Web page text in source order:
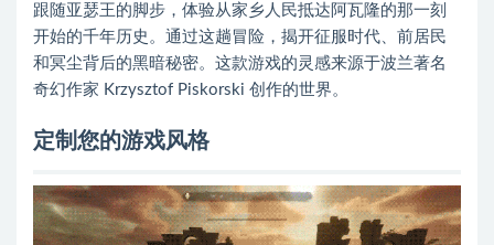
跟随亚瑟王的脚步，体验从家乡人民抵达阿瓦隆的那一刻
开始的千年历史。通过这趟冒险，揭开征服时代、前居民
和冥尘背后的黑暗秘密。这款游戏的灵感来源于波兰著名
奇幻作家 Krzysztof Piskorski 创作的世界。
定制您的游戏风格